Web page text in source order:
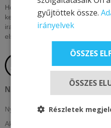
Hotel & More szállodái ezen az
kedvezményeket kínálnak.
iratkozzon fel hírlevelünkre,
elsők között értesüljön kizárólagos
NAVIGÁCIÓ
Nyitólap
Akciók
gyűjtöttek össze.
irányelvek
ÖSSZES
ÖSSZES
Részletek